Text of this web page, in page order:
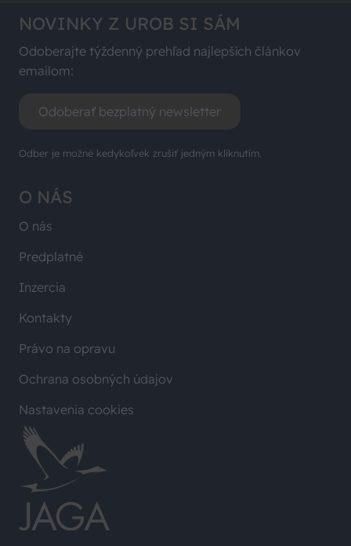
O NÁS
O nás
Predplatné
Inzercia
Kontakty
Právo na opravu
Ochrana osobných údajov
Nastavenia cookies
NOVINKY Z UROB SI SÁM
Odoberajte týždenný prehľad najlepších článkov
emailom:
Odoberať bezplatný newsletter
Odber je možné kedykoľvek zrušiť jedným kliknutím.